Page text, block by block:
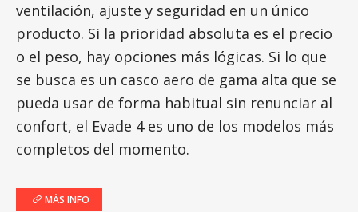
ventilación, ajuste y seguridad en un único
producto. Si la prioridad absoluta es el precio
o el peso, hay opciones más lógicas. Si lo que
se busca es un casco aero de gama alta que se
pueda usar de forma habitual sin renunciar al
confort, el Evade 4 es uno de los modelos más
completos del momento.
MÁS INFO